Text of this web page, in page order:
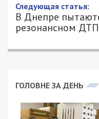
Следующая статья:
В Днепре
резонансном
ГОЛОВНЕ ЗА ДЕНЬ